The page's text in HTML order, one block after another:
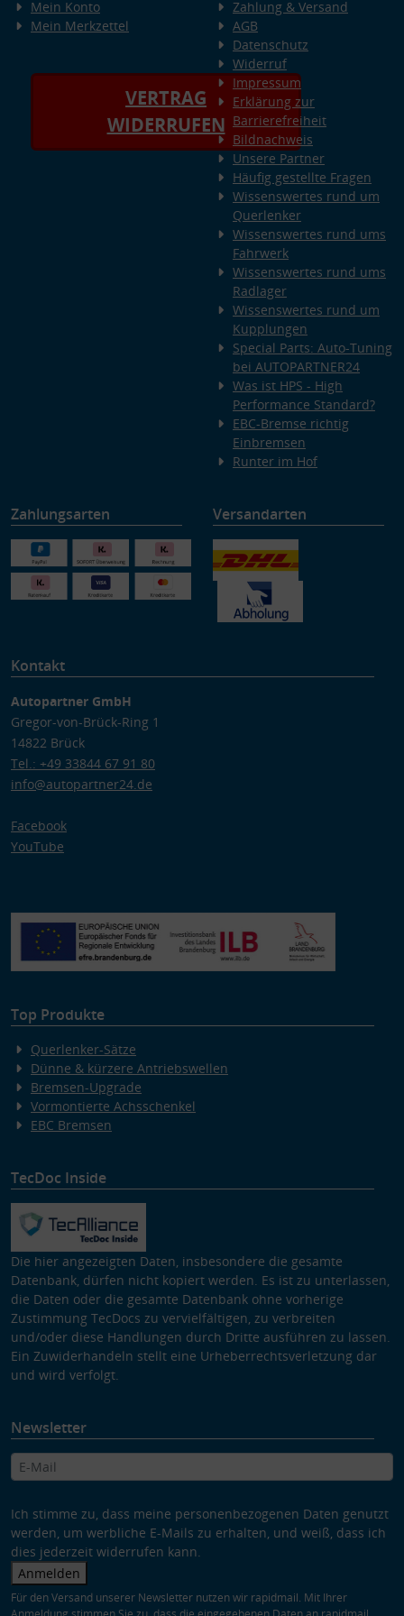
Mein Konto
Mein Merkzettel
VERTRAG
WIDERRUFEN
Zahlung & Versand
AGB
Datenschutz
Widerruf
Impressum
Erklärung zur
Barrierefreiheit
Bildnachweis
Unsere Partner
Häufig gestellte Fragen
Wissenswertes rund um
Querlenker
Wissenswertes rund ums
Fahrwerk
Wissenswertes rund ums
Radlager
Wissenswertes rund um
Kupplungen
Special Parts: Auto-Tuning
bei AUTOPARTNER24
Was ist HPS - High
Performance Standard?
EBC-Bremse richtig
Einbremsen
Runter im Hof
Zahlungsarten Versandarten
Kontakt
Autopartner GmbH
Gregor-von-Brück-Ring 1
14822 Brück
Tel.: +49 33844 67 91 80
info@autopartner24.de
Facebook
YouTube
Top Produkte
Querlenker-Sätze
Dünne & kürzere Antriebswellen
Bremsen-Upgrade
Vormontierte Achsschenkel
EBC Bremsen
TecDoc Inside
Die hier angezeigten Daten, insbesondere die gesamte
Datenbank, dürfen nicht kopiert werden. Es ist zu unterlassen,
die Daten oder die gesamte Datenbank ohne vorherige
Zustimmung TecDocs zu vervielfältigen, zu verbreiten
und/oder diese Handlungen durch Dritte ausführen zu lassen.
Ein Zuwiderhandeln stellt eine Urheberrechtsverletzung dar
und wird verfolgt.
Newsletter
Ich stimme zu, dass meine personenbezogenen Daten genutzt
werden, um werbliche E-Mails zu erhalten, und weiß, dass ich
dies jederzeit widerrufen kann.
Anmelden
Für den Versand unserer Newsletter nutzen wir rapidmail. Mit Ihrer